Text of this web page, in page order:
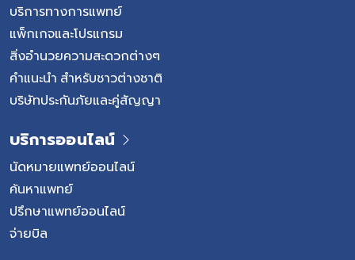
บริการทางการแพทย์
แพ็กเกจและโปรแกรม
สิ่งอำนวยความสะดวกต่างๆ
คำแนะนำ สำหรับชาวต่างชาติ
บริษัทประกันภัยและคู่สัญญา
บริการออนไลน์
นัดหมายแพทย์ออนไลน์
ค้นหาแพทย์
ปรึกษาแพทย์ออนไลน์
จ่ายบิล